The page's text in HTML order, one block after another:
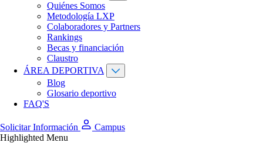
Quiénes Somos
Metodología LXP
Colaboradores y Partners
Rankings
Becas y financiación
Claustro
ÁREA DEPORTIVA
Blog
Glosario deportivo
FAQ'S
Solicitar Información
Campus
Highlighted Menu